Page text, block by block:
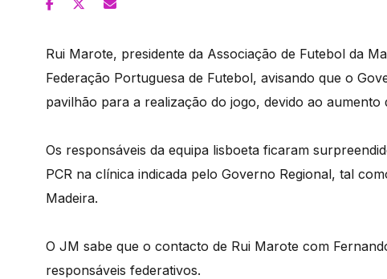
Rui Marote, presidente da Associação de Futebol da
Federação Portuguesa de Futebol, avisando que o
pavilhão para a realização do jogo, devido ao aumento
Os responsáveis da equipa lisboeta ficaram
PCR na clínica indicada pelo Governo Regional, tal
Madeira.
O JM sabe que o contacto de Rui Marote com
responsáveis federativos.